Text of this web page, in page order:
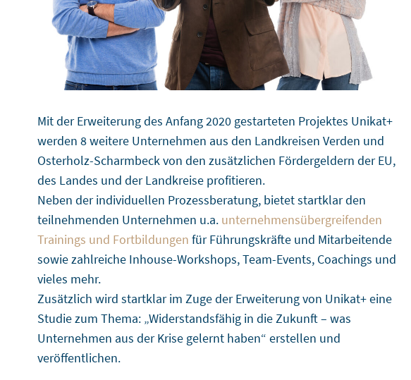
Mit der Erweiterung des Anfang 2020 gestarteten Projektes Unikat+
werden 8 weitere Unternehmen aus den Landkreisen Verden und
Osterholz-Scharmbeck von den zusätzlichen Fördergeldern der EU,
des Landes und der Landkreise profitieren.
Neben der individuellen Prozessberatung, bietet startklar den
teilnehmenden Unternehmen u.a. unternehmensübergreifenden
Trainings und Fortbildungen für Führungskräfte und Mitarbeitende
sowie zahlreiche Inhouse-Workshops, Team-Events, Coachings und
vieles mehr.
Zusätzlich wird startklar im Zuge der Erweiterung von Unikat+ eine
Studie zum Thema: „Widerstandsfähig in die Zukunft – was
Unternehmen aus der Krise gelernt haben“ erstellen und
veröffentlichen.